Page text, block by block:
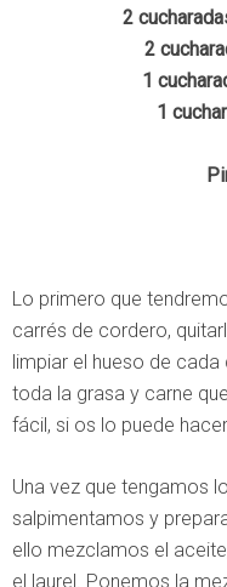
2
2
1
1
Lo primero que
carrés de cordero,
limpiar el hueso de
toda la grasa y carne
fácil, si os lo puede
Una vez que tengamos
salpimentamos y
ello mezclamos el
el laurel. Ponemos la